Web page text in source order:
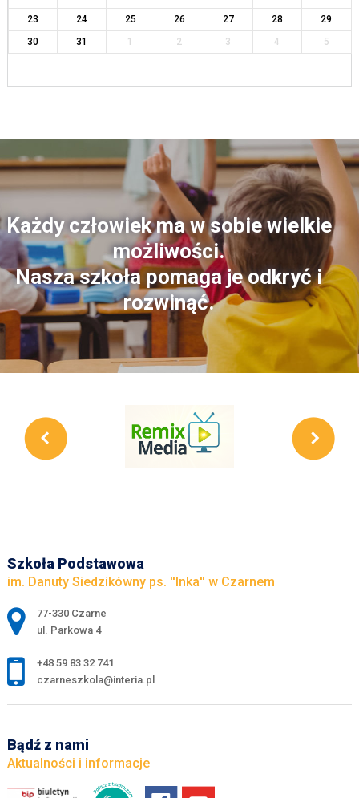
23
24 25 26 27 28
29
30
31 1 2 3 4 5
Każdy człowiek ma w sobie wielkie
możliwości.
Nasza szkoła pomaga je odkryć i
rozwinąć.
Szkoła Podstawowa
im. Danuty Siedzikówny ps. ''Inka'' w Czarnem
Adres pocztowy:
77-330 Czarne
ul. Parkowa 4
+48 59 83 32 741
czarneszkola@interia.pl
Bądź z nami
Aktualności i informacje